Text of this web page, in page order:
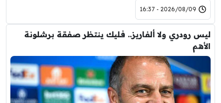
2026/08/09 - 16:37
ليس رودري ولا ألفاريز.. فليك ينتظر صفقة برشلونة
الأهم